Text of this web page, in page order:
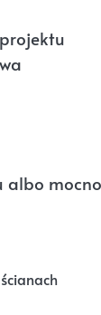
albo mocno